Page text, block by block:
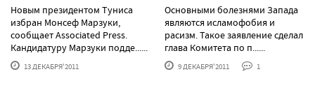
Новым президентом Туниса
избран Монсеф Марзуки,
сообщает Associated Press.
Кандидатуру Марзуки подде......
13 ДЕКАБРЯ'2011
Основными болезнями Запада
являются исламофобия и
расизм. Такое заявление сделал
глава Комитета по п......
9 ДЕКАБРЯ'2011 1